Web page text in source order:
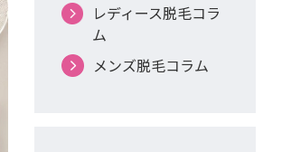
レディース脱毛コラ
ム
メンズ脱毛コラム